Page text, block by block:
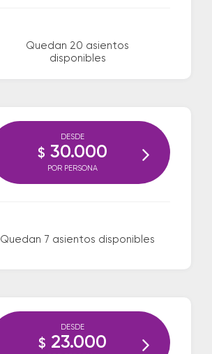
Quedan 20 asientos
disponibles
Quedan 7 asientos disponibles
DESDE
$ 30.000
POR PERSONA
DESDE
$ 23.000